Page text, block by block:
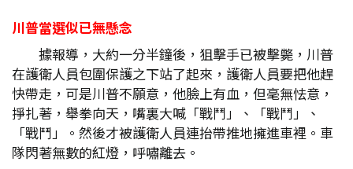
川普當選似已無懸念
據報導，大約一分半鐘後，狙擊手已被擊斃，川普
在護衛人員包圍保護之下站了起來，護衛人員要把他趕
快帶走，可是川普不願意，他臉上有血，但毫無怯意，
掙扎著，舉拳向天，嘴裏大喊「戰鬥」、「戰鬥」、
「戰鬥」。然後才被護衛人員連抬帶推地擁進車裡。車
隊閃著無數的紅燈，呼嘯離去。